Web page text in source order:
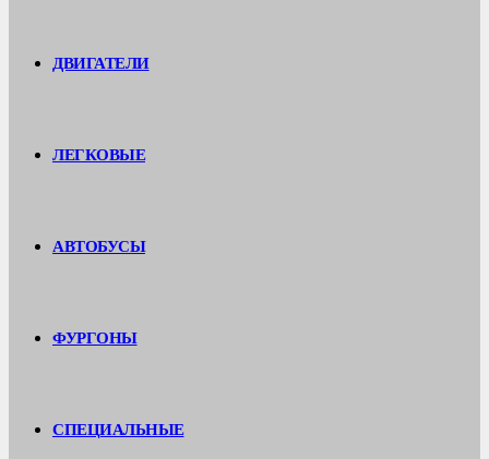
ДВИГАТЕЛИ
ЛЕГКОВЫЕ
АВТОБУСЫ
ФУРГОНЫ
СПЕЦИАЛЬНЫЕ